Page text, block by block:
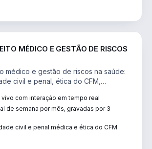
MÉDICO E GESTÃO DE RISCOS
médico e gestão de riscos na saúde:
civil e penal, ética do CFM,
vivo com interação em tempo real
de semana por mês, gravadas por 3
civil e penal médica e ética do CFM